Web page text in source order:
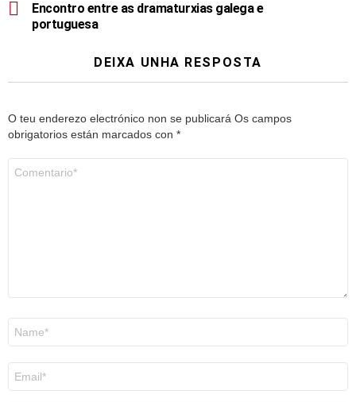
Encontro entre as dramaturxias galega e
portuguesa
DEIXA UNHA RESPOSTA
O teu enderezo electrónico non se publicará Os campos
obrigatorios están marcados con *
electrónico
*